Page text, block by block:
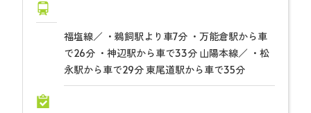
福塩線／ ・鵜飼駅より車7分 ・万能倉駅から車
で26分 ・神辺駅から車で33分 山陽本線／ ・松
永駅から車で29分 東尾道駅から車で35分